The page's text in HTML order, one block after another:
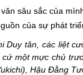
sâu sắc của
của sự phát
Duy tân, các liệt
một mực chủ
Hậu Đằng